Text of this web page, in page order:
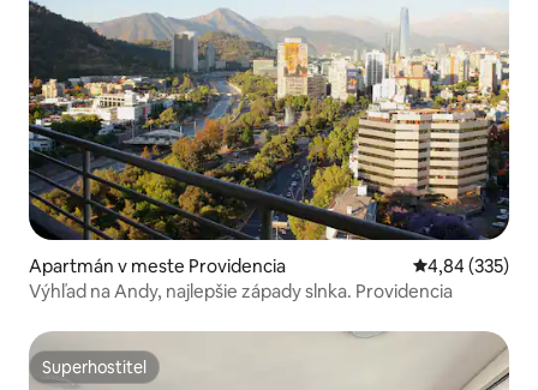
Apartmán v meste Providencia Priemerné
4,84 (335)
Výhľad na Andy, najlepšie západy slnka. Providencia
Superhostiteľ
Superhostiteľ